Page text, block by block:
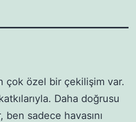
çok özel bir çekilişim var.
Daha doğrusu
ben sadece havasını